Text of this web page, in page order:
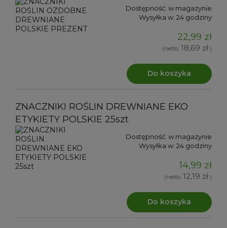
Dostępność: w magazynie
Wysyłka w: 24 godziny
22,99 zł
(netto: 18,69 zł )
Do koszyka
ZNACZNIKI ROŚLIN DREWNIANE EKO
ETYKIETY POLSKIE 25szt
Dostępność: w magazynie
Wysyłka w: 24 godziny
14,99 zł
(netto: 12,19 zł )
Do koszyka